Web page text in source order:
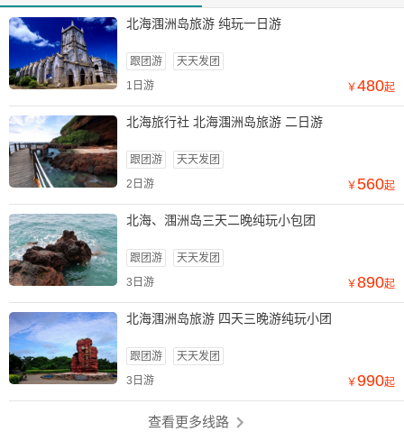
北海涠洲岛旅游 纯玩一日游
跟团游
天天发团
1日游
￥480起
北海旅行社 北海涠洲岛旅游 二日游
跟团游
天天发团
2日游
￥560起
北海、涠洲岛三天二晚纯玩小包团
跟团游
天天发团
3日游
￥890起
北海涠洲岛旅游 四天三晚游纯玩小团
跟团游
天天发团
3日游
￥990起
查看更多线路